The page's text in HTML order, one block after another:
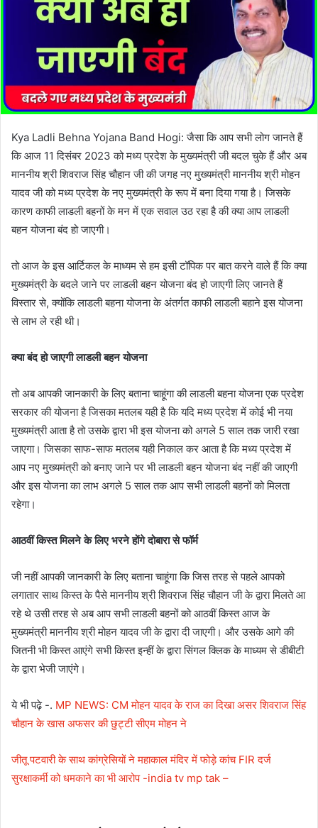
Kya Ladli Behna Yojana Band Hogi: जैसा कि आप सभी लोग जानते हैं
कि आज 11 दिसंबर 2023 को मध्य प्रदेश के मुख्यमंत्री जी बदल चुके हैं और अब
माननीय श्री शिवराज सिंह चौहान जी की जगह नए मुख्यमंत्री माननीय श्री मोहन
यादव जी को मध्य प्रदेश के नए मुख्यमंत्री के रूप में बना दिया गया है। जिसके
कारण काफी लाडली बहनों के मन में एक सवाल उठ रहा है की क्या आप लाडली
बहन योजना बंद हो जाएगी।
तो आज के इस आर्टिकल के माध्यम से हम इसी टॉपिक पर बात करने वाले हैं कि क्या
मुख्यमंत्री के बदले जाने पर लाडली बहन योजना बंद हो जाएगी लिए जानते हैं
विस्तार से, क्योंकि लाडली बहना योजना के अंतर्गत काफी लाडली बहाने इस योजना
से लाभ ले रही थी।
क्या बंद हो जाएगी लाडली बहन योजना
तो अब आपकी जानकारी के लिए बताना चाहूंगा की लाडली बहना योजना एक प्रदेश
सरकार की योजना है जिसका मतलब यही है कि यदि मध्य प्रदेश में कोई भी नया
मुख्यमंत्री आता है तो उसके द्वारा भी इस योजना को अगले 5 साल तक जारी रखा
जाएगा। जिसका साफ-साफ मतलब यही निकाल कर आता है कि मध्य प्रदेश में
आप नए मुख्यमंत्री को बनाए जाने पर भी लाडली बहन योजना बंद नहीं की जाएगी
और इस योजना का लाभ अगले 5 साल तक आप सभी लाडली बहनों को मिलता
रहेगा।
आठवीं किस्त मिलने के लिए भरने होंगे दोबारा से फॉर्म
जी नहीं आपकी जानकारी के लिए बताना चाहूंगा कि जिस तरह से पहले आपको
लगातार साथ किस्त के पैसे माननीय श्री शिवराज सिंह चौहान जी के द्वारा मिलते आ
रहे थे उसी तरह से अब आप सभी लाडली बहनों को आठवीं किस्त आज के
मुख्यमंत्री माननीय श्री मोहन यादव जी के द्वारा दी जाएगी। और उसके आगे की
जितनी भी किस्त आएंगे सभी किस्त इन्हीं के द्वारा सिंगल क्लिक के माध्यम से डीबीटी
के द्वारा भेजी जाएंगे।
ये भी पढ़े -. MP NEWS: CM मोहन यादव के राज का दिखा असर शिवराज सिंह
चौहान के खास अफसर की छुट्टी सीएम मोहन ने
जीतू पटवारी के साथ कांग्रेसियों ने महाकाल मंदिर में फोड़े कांच FIR दर्ज
सुरक्षाकर्मी को धमकाने का भी आरोप -india tv mp tak –